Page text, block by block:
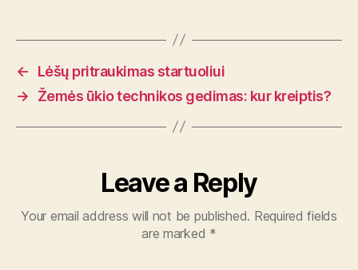
←
Lėšų pritraukimas startuoliui
→
Žemės ūkio technikos gedimas: kur kreiptis?
Leave a Reply
Your email address will not be published. Required fields
are marked *